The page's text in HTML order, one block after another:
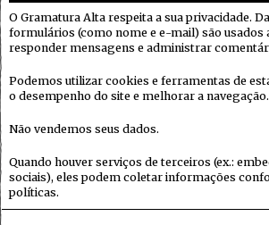
O Gramatura Alta respeita a sua privacidade.
formulários (como nome e e-mail) são usados
responder mensagens e administrar
Podemos utilizar cookies e ferramentas de
o desempenho do site e melhorar a navegação.
Não vendemos seus dados.
Quando houver serviços de terceiros (ex.:
sociais), eles podem coletar informações
políticas.